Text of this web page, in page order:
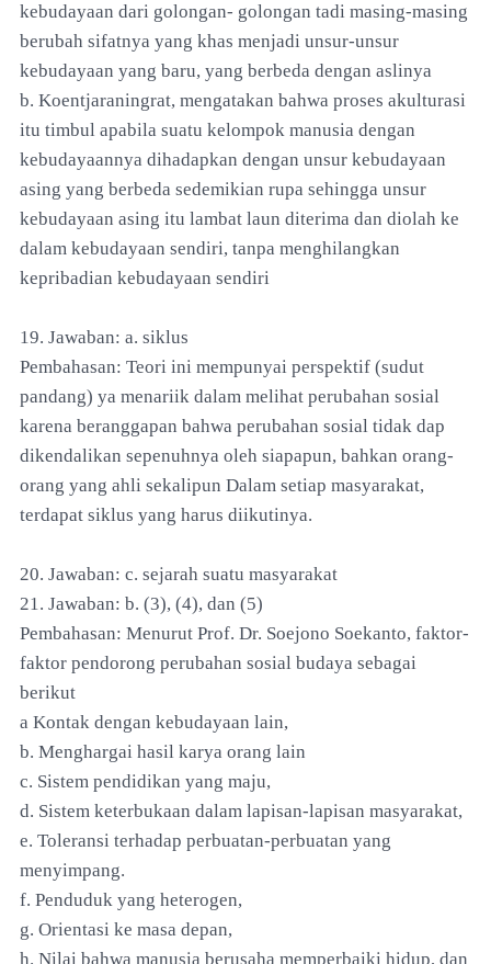
kebudayaan dari golongan- golongan tadi masing-masing
berubah sifatnya yang khas menjadi unsur-unsur
kebudayaan yang baru, yang berbeda dengan aslinya
b. Koentjaraningrat, mengatakan bahwa proses akulturasi
itu timbul apabila suatu kelompok manusia dengan
kebudayaannya dihadapkan dengan unsur kebudayaan
asing yang berbeda sedemikian rupa sehingga unsur
kebudayaan asing itu lambat laun diterima dan diolah ke
dalam kebudayaan sendiri, tanpa menghilangkan
kepribadian kebudayaan sendiri
19. Jawaban: a. siklus
Pembahasan: Teori ini mempunyai perspektif (sudut
pandang) ya menariik dalam melihat perubahan sosial
karena beranggapan bahwa perubahan sosial tidak dap
dikendalikan sepenuhnya oleh siapapun, bahkan orang-
orang yang ahli sekalipun Dalam setiap masyarakat,
terdapat siklus yang harus diikutinya.
20. Jawaban: c. sejarah suatu masyarakat
21. Jawaban: b. (3), (4), dan (5)
Pembahasan: Menurut Prof. Dr. Soejono Soekanto, faktor-
faktor pendorong perubahan sosial budaya sebagai
berikut
a Kontak dengan kebudayaan lain,
b. Menghargai hasil karya orang lain
c. Sistem pendidikan yang maju,
d. Sistem keterbukaan dalam lapisan-lapisan masyarakat,
e. Toleransi terhadap perbuatan-perbuatan yang
menyimpang.
f. Penduduk yang heterogen,
g. Orientasi ke masa depan,
h. Nilai bahwa manusia berusaha memperbaiki hidup, dan